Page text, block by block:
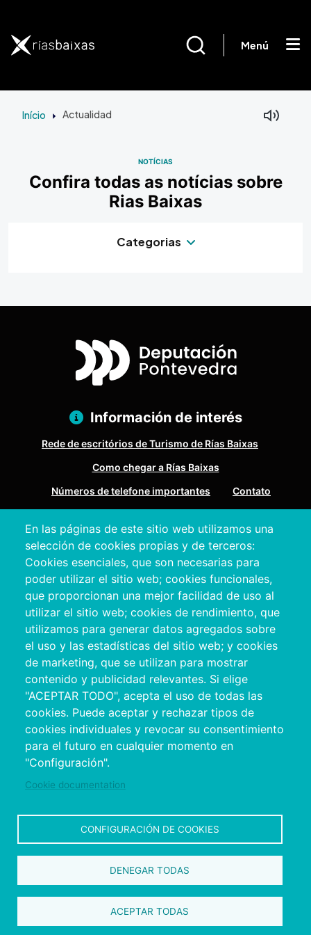
Menú
Início Actualidad
NOTÍCIAS
Confira todas as notícias sobre
Rias Baixas
Categorias
En las páginas de este sitio web utilizamos una
selección de cookies propias y de terceros:
Cookies esenciales, que son necesarias para
poder utilizar el sitio web; cookies funcionales,
que proporcionan una mejor facilidad de uso al
utilizar el sitio web; cookies de rendimiento, que
utilizamos para generar datos agregados sobre
el uso y las estadísticas del sitio web; y cookies
de marketing, que se utilizan para mostrar
contenido y publicidad relevantes. Si elige
"ACEPTAR TODO", acepta el uso de todas las
cookies. Puede aceptar y rechazar tipos de
cookies individuales y revocar su consentimiento
para el futuro en cualquier momento en
"Configuración".
Cookie documentation
CONFIGURACIÓN DE COOKIES
DENEGAR TODAS
ACEPTAR TODAS
Información de interés
Rede de escritórios de Turismo de Rías Baixas
Como chegar a Rías Baixas
Números de telefone importantes
Contato
Pazo Deputación Provincial. Avda. Montero Ríos, s/n - 36071
Pontevedra
+34 986 804 100 | +34 986 804 124
Copyright © 2026. Conselho Provincial de
Pontevedra.
Todos os direitos reservados